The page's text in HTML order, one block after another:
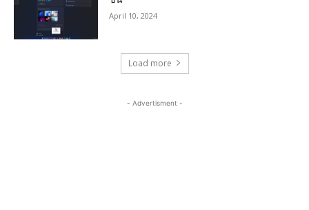
April 10, 2024
Load more
- Advertisment -